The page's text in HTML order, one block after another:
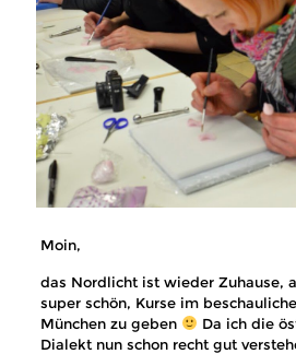
Moin,
das Nordlicht ist wieder Zuhause,
super schön, Kurse im
München zu geben
Da ich die
Dialekt nun schon recht gut